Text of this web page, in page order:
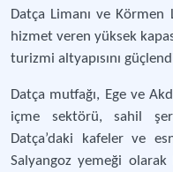
Datça Limanı ve Körmen
hizmet veren yüksek
turizmi altyapısını
Datça mutfağı, Ege ve
içme sektörü, sahil
Datça’daki kafeler ve
Salyangoz yemeği